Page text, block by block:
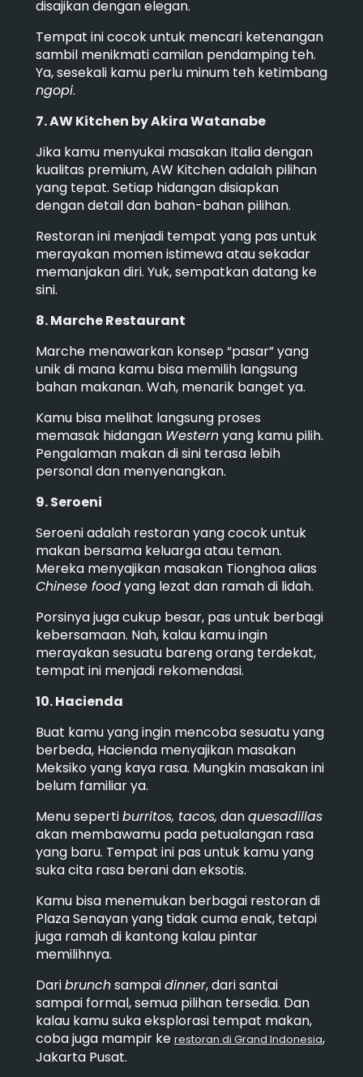
disajikan dengan elegan.
Tempat ini cocok untuk mencari ketenangan
sambil menikmati camilan pendamping teh.
Ya, sesekali kamu perlu minum teh ketimbang
ngopi.
7. AW Kitchen by Akira Watanabe
Jika kamu menyukai masakan Italia dengan
kualitas premium, AW Kitchen adalah pilihan
yang tepat. Setiap hidangan disiapkan
dengan detail dan bahan-bahan pilihan.
Restoran ini menjadi tempat yang pas untuk
merayakan momen istimewa atau sekadar
memanjakan diri. Yuk, sempatkan datang ke
sini.
8. Marche Restaurant
Marche menawarkan konsep “pasar” yang
unik di mana kamu bisa memilih langsung
bahan makanan. Wah, menarik banget ya.
Kamu bisa melihat langsung proses
memasak hidangan Westernyang kamu pilih.
Pengalaman makan di sini terasa lebih
personal dan menyenangkan.
9. Seroeni
Seroeni adalah restoran yang cocok untuk
makan bersama keluarga atau teman.
Mereka menyajikan masakan Tionghoa alias
Chinese foodyang lezat dan ramah di lidah.
Porsinya juga cukup besar, pas untuk berbagi
kebersamaan. Nah, kalau kamu ingin
merayakan sesuatu bareng orang terdekat,
tempat ini menjadi rekomendasi.
10. Hacienda
Buat kamu yang ingin mencoba sesuatu yang
berbeda, Hacienda menyajikan masakan
Meksiko yang kaya rasa. Mungkin masakan ini
belum familiar ya.
Menu sepertiburritos, tacos, danquesadillas
akan membawamu pada petualangan rasa
yang baru. Tempat ini pas untuk kamu yang
suka cita rasa berani dan eksotis.
Kamu bisa menemukan berbagai restoran di
Plaza Senayan yang tidak cuma enak, tetapi
juga ramah di kantong kalau pintar
memilihnya.
Daribrunchsampaidinner, dari santai
sampai formal, semua pilihan tersedia. Dan
kalau kamu suka eksplorasi tempat makan,
coba juga mampir ke restoran di Grand Indonesia,
Jakarta Pusat.